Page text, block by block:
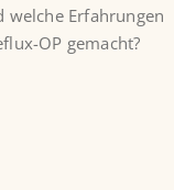
welche Erfahrungen
OP gemacht?